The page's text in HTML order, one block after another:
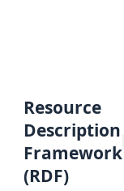
Resource
Description
Framework
(RDF)